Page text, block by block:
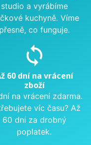
studio a vyrábíme
kuchyně. Víme
přesně, co funguje.
sync
60 dní na vrácení
zboží
na vrácení zdarma.
víc času? Až
60 dní za drobný
poplatek.